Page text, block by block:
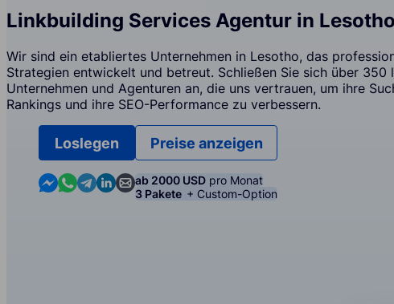
Linkbuilding Services Agentur in Lesotho
Wir sind ein etabliertes Unternehmen in Lesotho, das
Strategien entwickelt und betreut. Schließen Sie sich über 350
Unternehmen und Agenturen an, die uns vertrauen, um ihre
Rankings und ihre SEO-Performance zu verbessern.
Loslegen
Contact us in Messenger
Contact us in WhatsApp
Contact us in Telegram
Contact us in Linkedin
Contact us by email
Preise anzeigen
ab 2000 USD pro Monat
3 Pakete + Custom-Option